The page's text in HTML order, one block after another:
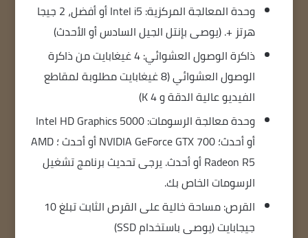
وحدة المعالجة المركزية: Intel i5 أو أفضل، 2 جيجا
هرتز +. (يوصى بإنتل الجيل السادس أو الأحدث)
ذاكرة الوصول العشوائي: 4 غيغابايت من ذاكرة
الوصول العشوائي (8 غيغابايت مطلوبة لمقاطع
الفيديو عالية الدقة و 4 K)
وحدة معالجة الرسومات: Intel HD Graphics 5000
أو أحدث؛ NVIDIA GeForce GTX 700 أو أحدث ؛ AMD
Radeon R5 أو أحدث. يرجى تحديث برنامج تشغيل
الرسومات الخاص بك.
القرص: مساحة خالية على القرص الثابت تبلغ 10
جيجابايت (يوصى باستخدام SSD)